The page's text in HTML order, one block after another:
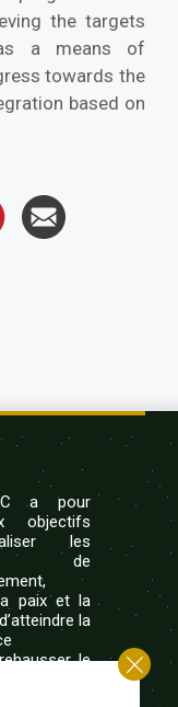
the targets
a means of
towards the
based on
a pour
objectifs
les
de
paix et la
la
le
l’Afrique
par le